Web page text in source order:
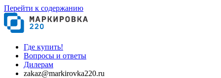
Перейти к содержанию
Где купить!
Вопросы и ответы
Дилерам
zakaz@markirovka220.ru